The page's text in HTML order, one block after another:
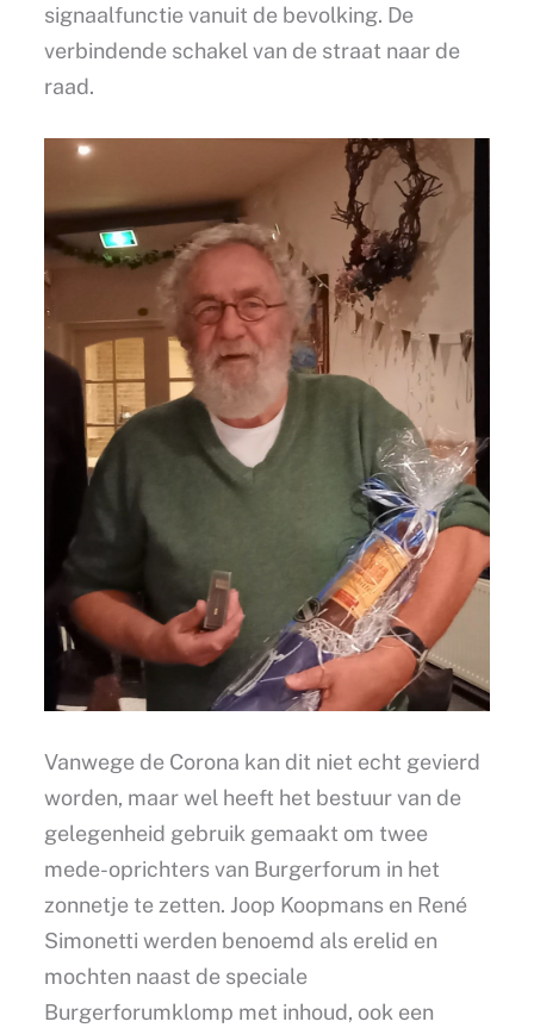
signaalfunctie vanuit de bevolking. De
verbindende schakel van de straat naar de
raad.
Vanwege de Corona kan dit niet echt gevierd
worden, maar wel heeft het bestuur van de
gelegenheid gebruik gemaakt om twee
mede-oprichters van Burgerforum in het
zonnetje te zetten. Joop Koopmans en René
Simonetti werden benoemd als erelid en
mochten naast de speciale
Burgerforumklomp met inhoud, ook een